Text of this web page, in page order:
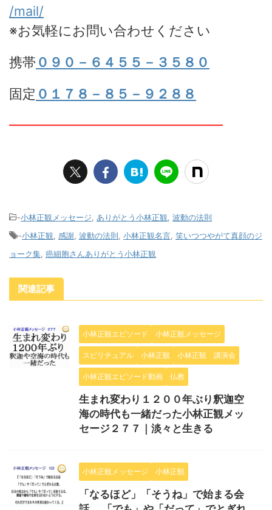
/mail/
※お気軽にお問い合わせください
携帯 ０９０－６４５５－３５８０
固定 ０１７８－８５－９２８８
━━━━━━━━━━━━━━━━
-小林正観メッセージ ありがとう小林正観
波動の法則
-小林正観 感謝 波動の法則 小林正観名言 笑いつつやがて真顔のジ
ョーク集 癌細胞さんありがとう小林正観
関連記事
小林正観エピソード 小林正観メッセージ
スピリチュアル 小林正観 小林正観 講演会
小林正観エピソード動画 仏教
生まれ変わり１２００年ぶり釈迦空
海の時代も一緒だった小林正観メッ
セージ２７７｜淡々と生きる
小林正観メッセージ 小林正観
「なるほど」「そうね」で始まる会